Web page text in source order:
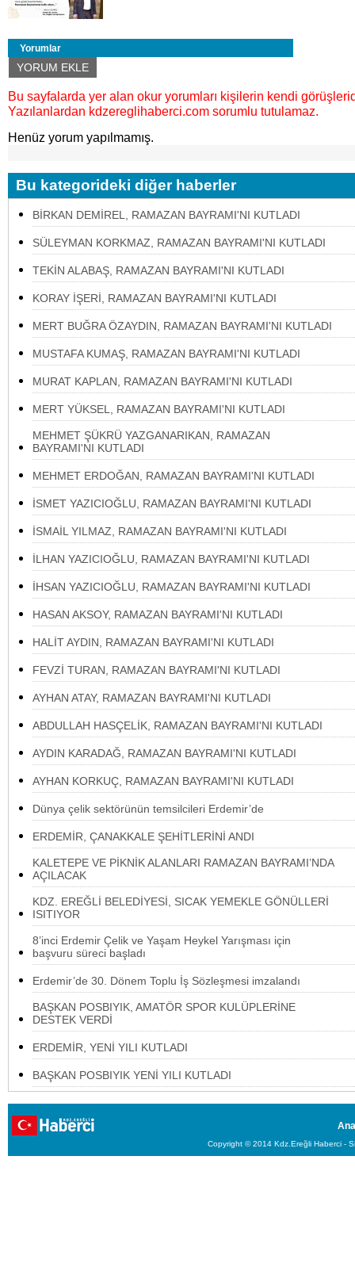
Yorumlar
YORUM EKLE
Bu sayfalarda yer alan okur yorumları kişilerin kendi
Yazılanlardan kdzereglihaberci.com sorumlu tutulamaz.
Henüz yorum yapılmamış.
Bu kategorideki diğer haberler
BİRKAN DEMİREL, RAMAZAN BAYRAMI'NI KUTLADI
SÜLEYMAN KORKMAZ, RAMAZAN BAYRAMI'NI KUTLADI
TEKİN ALABAŞ, RAMAZAN BAYRAMI'NI KUTLADI
KORAY İŞERİ, RAMAZAN BAYRAMI'NI KUTLADI
MERT BUĞRA ÖZAYDIN, RAMAZAN BAYRAMI'NI KUTLADI
MUSTAFA KUMAŞ, RAMAZAN BAYRAMI'NI KUTLADI
MURAT KAPLAN, RAMAZAN BAYRAMI'NI KUTLADI
MERT YÜKSEL, RAMAZAN BAYRAMI'NI KUTLADI
MEHMET ŞÜKRÜ YAZGANARIKAN, RAMAZAN
BAYRAMI'NI KUTLADI
MEHMET ERDOĞAN, RAMAZAN BAYRAMI'NI KUTLADI
İSMET YAZICIOĞLU, RAMAZAN BAYRAMI'NI KUTLADI
İSMAİL YILMAZ, RAMAZAN BAYRAMI'NI KUTLADI
İLHAN YAZICIOĞLU, RAMAZAN BAYRAMI'NI KUTLADI
İHSAN YAZICIOĞLU, RAMAZAN BAYRAMI'NI KUTLADI
HASAN AKSOY, RAMAZAN BAYRAMI'NI KUTLADI
HALİT AYDIN, RAMAZAN BAYRAMI'NI KUTLADI
FEVZİ TURAN, RAMAZAN BAYRAMI'NI KUTLADI
AYHAN ATAY, RAMAZAN BAYRAMI'NI KUTLADI
ABDULLAH HASÇELİK, RAMAZAN BAYRAMI'NI KUTLADI
AYDIN KARADAĞ, RAMAZAN BAYRAMI'NI KUTLADI
AYHAN KORKUÇ, RAMAZAN BAYRAMI'NI KUTLADI
Dünya çelik sektörünün temsilcileri Erdemir’de
ERDEMİR, ÇANAKKALE ŞEHİTLERİNİ ANDI
KALETEPE VE PİKNİK ALANLARI RAMAZAN BAYRAMI’NDA
AÇILACAK
KDZ. EREĞLİ BELEDİYESİ, SICAK YEMEKLE GÖNÜLLERİ
ISITIYOR
8’inci Erdemir Çelik ve Yaşam Heykel Yarışması için
başvuru süreci başladı
Erdemir’de 30. Dönem Toplu İş Sözleşmesi imzalandı
BAŞKAN POSBIYIK, AMATÖR SPOR KULÜPLERİNE
DESTEK VERDİ
ERDEMİR, YENİ YILI KUTLADI
BAŞKAN POSBIYIK YENİ YILI KUTLADI
Copyright © 2014 Kdz.Ereğli Haberci -